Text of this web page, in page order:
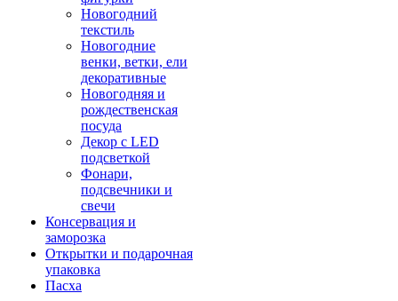
Новогодний
текстиль
Новогодние
венки, ветки, ели
декоративные
Новогодняя и
рождественская
посуда
Декор с LED
подсветкой
Фонари,
подсвечники и
свечи
Консервация и
заморозка
Открытки и подарочная
упаковка
Пасха